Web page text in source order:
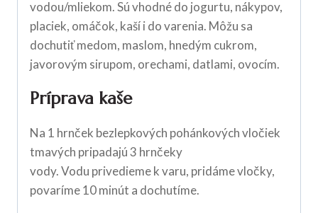
vodou/mliekom. Sú vhodné do jogurtu, nákypov,
placiek, omáčok, kaší i do varenia. Môžu sa
dochutiť medom, maslom, hnedým cukrom,
javorovým sirupom, orechami, datlami, ovocím.
Príprava kaše
Na 1 hrnček bezlepkových pohánkových vločiek
tmavých pripadajú 3 hrnčeky
vody. Vodu privedieme k varu, pridáme vločky,
povaríme 10 minút a dochutíme.